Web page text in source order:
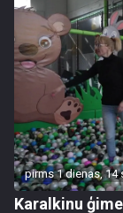
pirms 1 dienas, 14
Karalkinu